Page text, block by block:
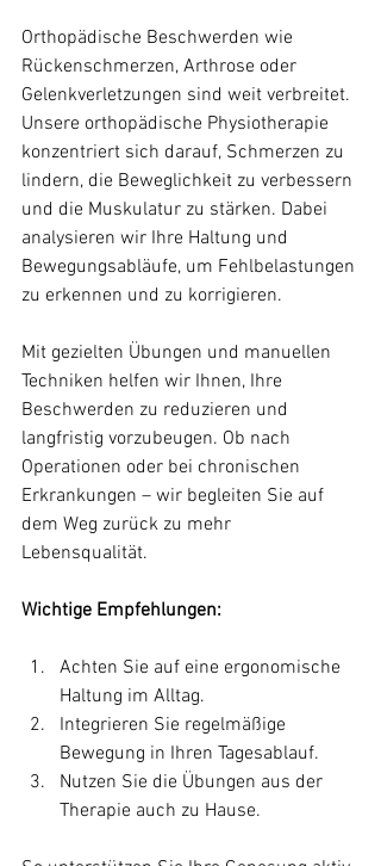
Orthopädische Beschwerden wie
Rückenschmerzen, Arthrose oder
Gelenkverletzungen sind weit verbreitet.
Unsere orthopädische Physiotherapie
konzentriert sich darauf, Schmerzen zu
lindern, die Beweglichkeit zu verbessern
und die Muskulatur zu stärken. Dabei
analysieren wir Ihre Haltung und
Bewegungsabläufe, um Fehlbelastungen
zu erkennen und zu korrigieren.
Mit gezielten Übungen und manuellen
Techniken helfen wir Ihnen, Ihre
Beschwerden zu reduzieren und
langfristig vorzubeugen. Ob nach
Operationen oder bei chronischen
Erkrankungen – wir begleiten Sie auf
dem Weg zurück zu mehr
Lebensqualität.
Wichtige Empfehlungen:
Achten Sie auf eine ergonomische
Haltung im Alltag.
Integrieren Sie regelmäßige
Bewegung in Ihren Tagesablauf.
Nutzen Sie die Übungen aus der
Therapie auch zu Hause.